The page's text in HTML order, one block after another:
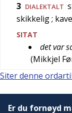
3 DIALEKTALT
skikkelig; kave
SITAT
det var
(Mikkjel
Siter denne
Er du fornøyd